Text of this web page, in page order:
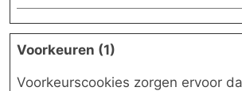
Voorkeuren (1)
Voorkeurscookies zorgen ervoor